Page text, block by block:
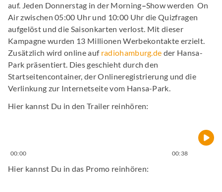
auf. Jeden Donnerstag in der Morning–Show werden On
Air zwischen 05:00 Uhr und 10:00 Uhr die Quizfragen
aufgelöst und die Saisonkarten verlost. Mit dieser
Kampagne wurden 13 Millionen Werbekontakte erzielt.
Zusätzlich wird online auf radiohamburg.de der Hansa-
Park präsentiert. Dies geschieht durch den
Startseitencontainer, der Onlineregistrierung und die
Verlinkung zur Internetseite vom Hansa-Park.
Hier kannst Du in den Trailer reinhören:
00:00 00:38
Hier kannst Du in das Promo reinhören: